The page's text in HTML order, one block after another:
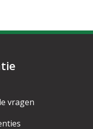
vragen